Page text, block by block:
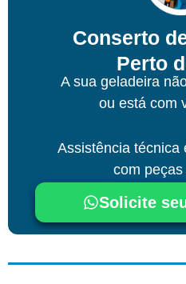
Conserto
Perto
A sua geladeira
ou está com
Assistência técnica
com
Solicite